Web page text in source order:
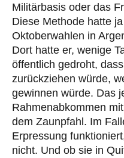
Militärbasis oder das
Diese Methode hatte
Oktoberwahlen in
Dort hatte er, wenige
öffentlich gedroht,
zurückziehen würde,
gewinnen würde. Das
Rahmenabkommen
dem Zaunpfahl. Im
Erpressung
nicht. Und ob sie in